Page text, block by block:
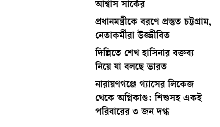
আশ্বাস সার্কের
প্রধানমন্ত্রীকে বরণে প্রস্তুত চট্টগ্রাম,
নেতাকর্মীরা উজ্জীবিত
দিল্লিতে শেখ হাসিনার বক্তব্য
নিয়ে যা বলছে ভারত
নারায়ণগঞ্জে গ্যাসের লিকেজ
থেকে অগ্নিকাণ্ড: শিশুসহ একই
পরিবারের ৩ জন দগ্ধ